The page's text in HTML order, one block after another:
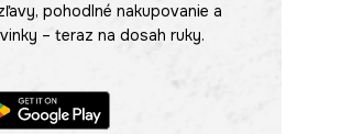
pohodlné nakupovanie a
– teraz na dosah ruky.